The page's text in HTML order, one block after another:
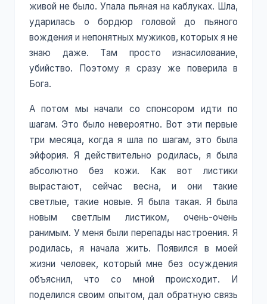
живой не было. Упала пьяная на каблуках. Шла,
ударилась о бордюр головой до пьяного
вождения и непонятных мужиков, которых я не
знаю даже. Там просто изнасилование,
убийство. Поэтому я сразу же поверила в
Бога.
А потом мы начали со спонсором идти по
шагам. Это было невероятно. Вот эти первые
три месяца, когда я шла по шагам, это была
эйфория. Я действительно родилась, я была
абсолютно без кожи. Как вот листики
вырастают, сейчас весна, и они такие
светлые, такие новые. Я была такая. Я была
новым светлым листиком, очень-очень
ранимым. У меня были перепады настроения. Я
родилась, я начала жить. Появился в моей
жизни человек, который мне без осуждения
объяснил, что со мной происходит. И
поделился своим опытом, дал обратную связь